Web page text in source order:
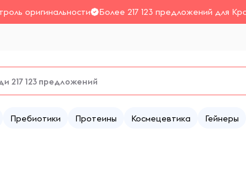
оригинальности Более 217 123 предложений для
Пребиотики Протеины Космецевтика Гейнеры